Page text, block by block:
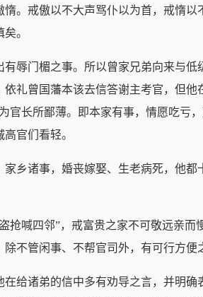
。戒傲以不大声骂仆以为首，戒惰
。
辱门楣之事。所以曾家兄弟向来与
礼曾国藩本该去信答谢主考官，但
官长所鄙薄。即本家有事，情愿吃亏
官们看轻。
乡诸事，婚丧嫁娶、生老病死，他
抢喊四邻”，戒富贵之家不可敬远亲
不管闲事、不帮官司外，有可行方便
给诸弟的信中多有劝导之言，并明